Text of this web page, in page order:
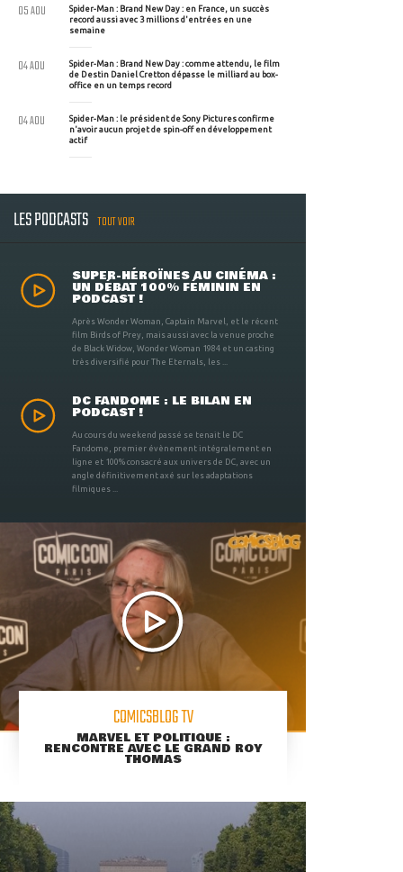
Spider-Man : Brand New Day : en France, un succès
record aussi avec 3 millions d'entrées en une
semaine
05 AOU
Spider-Man : Brand New Day : comme attendu, le film
de Destin Daniel Cretton dépasse le milliard au box-
office en un temps record
04 AOU
Spider-Man : le président de Sony Pictures confirme
n'avoir aucun projet de spin-off en développement
actif
04 AOU
LES PODCASTS TOUT VOIR
SUPER-HÉROÏNES AU CINÉMA :
UN DÉBAT 100% FÉMININ EN
PODCAST !
Après Wonder Woman, Captain Marvel, et le récent
film Birds of Prey, mais aussi avec la venue proche
de Black Widow, Wonder Woman 1984 et un casting
très diversifié pour The Eternals, les ...
DC FANDOME : LE BILAN EN
PODCAST !
Au cours du weekend passé se tenait le DC
Fandome, premier évènement intégralement en
ligne et 100% consacré aux univers de DC, avec un
angle définitivement axé sur les adaptations
filmiques ...
COMICSBLOG TV
MARVEL ET POLITIQUE :
RENCONTRE AVEC LE GRAND ROY
THOMAS